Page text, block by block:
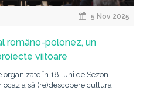
5 Nov 2025
româno-polonez, un
viitoare
în 18 luni de Sezon
să (re)descopere cultura